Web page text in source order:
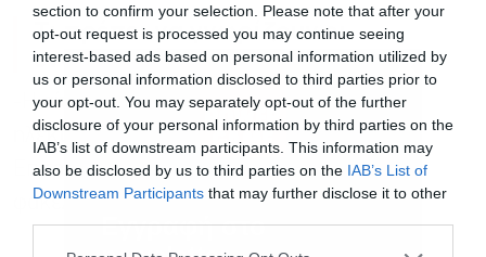
section to confirm your selection. Please note that after your
opt-out request is processed you may continue seeing
interest-based ads based on personal information utilized by
us or personal information disclosed to third parties prior to
your opt-out. You may separately opt-out of the further
disclosure of your personal information by third parties on the
IAB’s list of downstream participants. This information may
also be disclosed by us to third parties on the IAB’s List of
Downstream Participants that may further disclose it to other
Τι πρέπει να γνωρίζουν οι
ενδιαφερόμενοι
-Η αίτηση υποβάλλεται αποκλειστικά
ηλεκτρονικά μέσω της πλατφόρμας της
Επιτροπής και λαμβάνει αυτόματα αριθμό
φακέλου.
Εγγραφή στο